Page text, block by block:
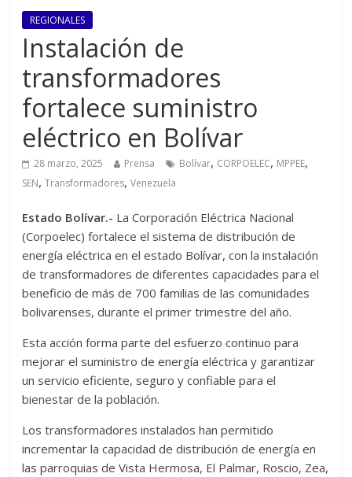
REGIONALES
Instalación de
transformadores
fortalece suministro
eléctrico en Bolívar
28 marzo, 2025 Prensa Bolívar, CORPOELEC, MPPEE,
SEN,Transformadores,Venezuela
Estado Bolívar.- La Corporación Eléctrica Nacional
(Corpoelec) fortalece el sistema de distribución de
energía eléctrica en el estado Bolívar, con la instalación
de transformadores de diferentes capacidades para el
beneficio de más de 700 familias de las comunidades
bolivarenses, durante el primer trimestre del año.
Esta acción forma parte del esfuerzo continuo para
mejorar el suministro de energía eléctrica y garantizar
un servicio eficiente, seguro y confiable para el
bienestar de la población.
Los transformadores instalados han permitido
incrementar la capacidad de distribución de energía en
las parroquias de Vista Hermosa, El Palmar, Roscio, Zea,